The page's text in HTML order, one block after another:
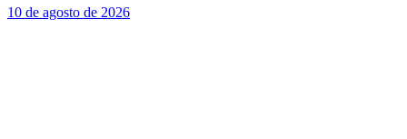
10 de agosto de 2026